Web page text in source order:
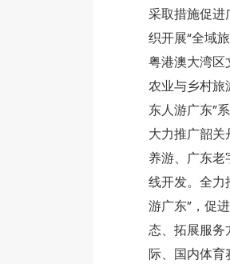
采取措施促
织开展“全域
粤港澳大湾区
农业与乡村旅
东人游广东”
大力推广韶
养游、广东
线开发。全力
游广东”，促
态、拓展服务
际、国内体育